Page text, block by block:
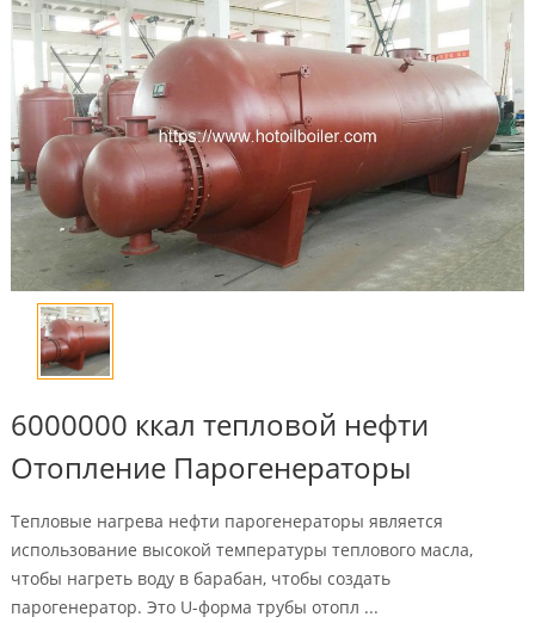
6000000 ккал тепловой нефти
Отопление Парогенераторы
Тепловые нагрева нефти парогенераторы является
использование высокой температуры теплового масла,
чтобы нагреть воду в барабан, чтобы создать
парогенератор. Это U-форма трубы отопл ...